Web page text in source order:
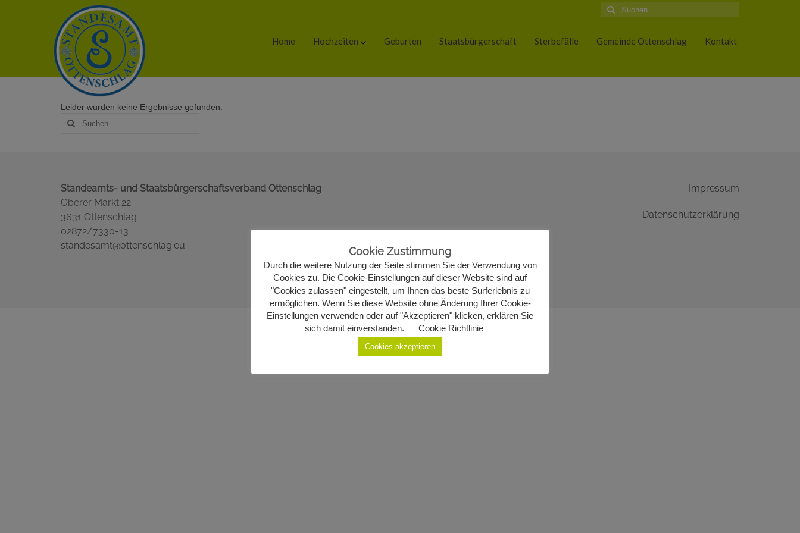
Suche
nach:
Home Hochzeiten Geburten Staatsbürgerschaft Sterbefälle Gemeinde Ottenschlag Kontakt
Leider wurden keine Ergebnisse gefunden.
Suche
nach:
Standeamts- und Staatsbürgerschaftsverband Ottenschlag
Oberer Markt 22
3631 Ottenschlag
02872/7330-13
standesamt@ottenschlag.eu
Impressum
Datenschutzerklärung
Cookie Zustimmung
Durch die weitere Nutzung der Seite stimmen Sie der Verwendung von
Cookies zu. Die Cookie-Einstellungen auf dieser Website sind auf
"Cookies zulassen" eingestellt, um Ihnen das beste Surferlebnis zu
ermöglichen. Wenn Sie diese Website ohne Änderung Ihrer Cookie-
Einstellungen verwenden oder auf "Akzeptieren" klicken, erklären Sie
sich damit einverstanden.
Cookie Richtlinie
Cookies akzeptieren